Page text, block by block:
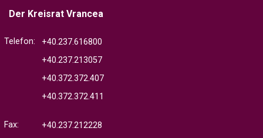
Der Kreisrat Vrancea
Telefon:
+40.237.616800
+40.237.213057
+40.372.372.407
+40.372.372.411
Fax:
+40.237.212228